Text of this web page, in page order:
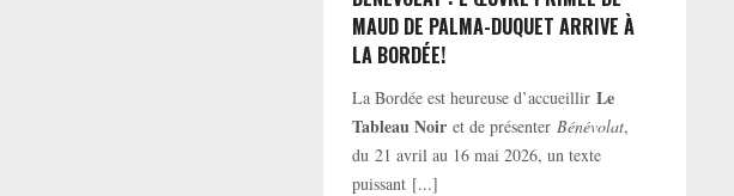
MAUD DE PALMA-DUQUET ARRIVE À
LA BORDÉE!
La Bordée est heureuse d’accueillirLe
Tableau Noir et de présenterBénévolat,
du 21 avril au 16 mai 2026, un texte
puissant [...]